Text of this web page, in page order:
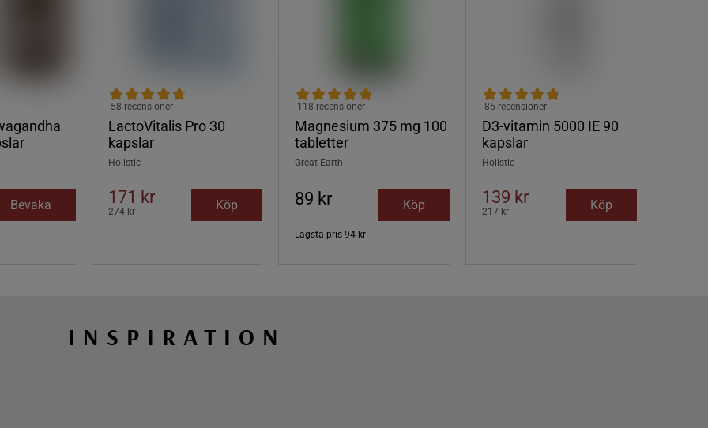
Bevaka
LactoVitalis Pro 30
kapslar
58 recensioner
Holistic
171 kr
274 kr Köp
Magnesium 375 mg 100
tabletter
118 recensioner
Great Earth
89 kr Köp
Lägsta pris 94 kr
D3-vitamin 5000 IE 90
kapslar
85 recensioner
Holistic
139 kr
217 kr Köp
INSPIRATION